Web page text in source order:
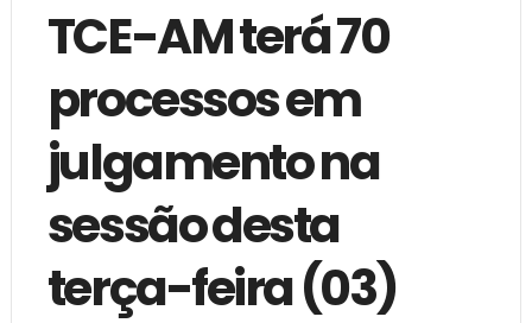
TCE-AM terá 70
processos em
julgamento na
sessão desta
terça-feira (03)